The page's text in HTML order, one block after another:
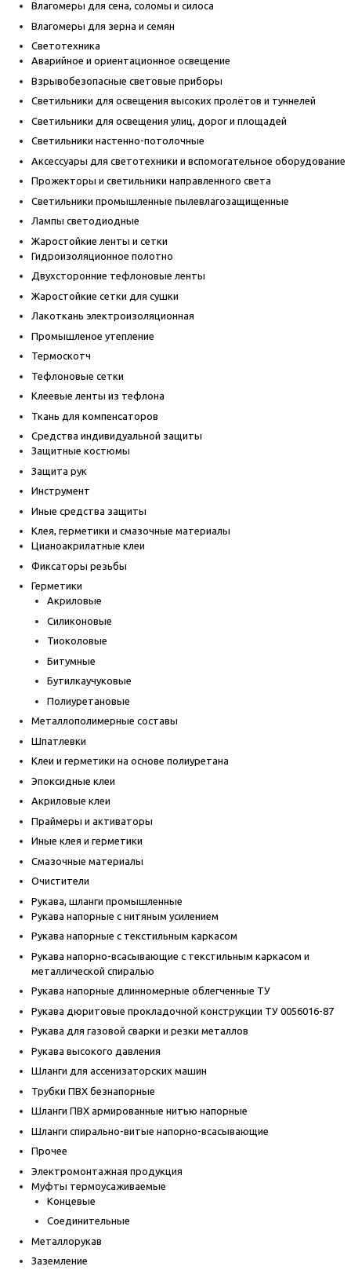
Влагомеры для сена, соломы и силоса
Влагомеры для зерна и семян
Светотехника
Аварийное и ориентационное освещение
Взрывобезопасные световые приборы
Светильники для освещения высоких пролётов и туннелей
Светильники для освещения улиц, дорог и площадей
Светильники настенно-потолочные
Аксессуары для светотехники и вспомогательное оборудование
Прожекторы и светильники направленного света
Светильники промышленные пылевлагозащищенные
Лампы светодиодные
Жаростойкие ленты и сетки
Гидроизоляционное полотно
Двухсторонние тефлоновые ленты
Жаростойкие сетки для сушки
Лакоткань электроизоляционная
Промышленое утепление
Термоскотч
Тефлоновые сетки
Клеевые ленты из тефлона
Ткань для компенсаторов
Средства индивидуальной защиты
Защитные костюмы
Защита рук
Инструмент
Иные средства защиты
Клея, герметики и смазочные материалы
Цианоакрилатные клеи
Фиксаторы резьбы
Герметики
Акриловые
Силиконовые
Тиоколовые
Битумные
Бутилкаучуковые
Полиуретановые
Металлополимерные составы
Шпатлевки
Клеи и герметики на основе полиуретана
Эпоксидные клеи
Акриловые клеи
Праймеры и активаторы
Иные клея и герметики
Смазочные материалы
Очистители
Рукава, шланги промышленные
Рукава напорные с нитяным усилением
Рукава напорные с текстильным каркасом
Рукава напорно-всасывающие с текстильным каркасом и
металлической спиралью
Рукава напорные длинномерные облегченные ТУ
Рукава дюритовые прокладочной конструкции ТУ 0056016-87
Рукава для газовой сварки и резки металлов
Рукава высокого давления
Шланги для ассенизаторских машин
Трубки ПВХ безнапорные
Шланги ПВХ армированные нитью напорные
Шланги спирально-витые напорно-всасывающие
Прочее
Электромонтажная продукция
Муфты термоусаживаемые
Концевые
Соединительные
Металлорукав
Заземление